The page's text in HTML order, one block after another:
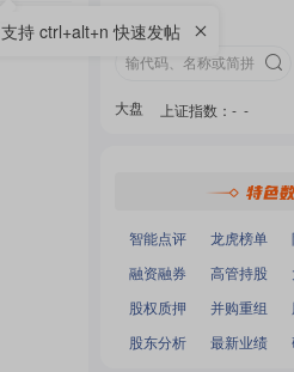
支持 ctrl+alt+n 快速发帖
大盘 上证指数 ： - -
：- -
智能点评 龙虎榜单
融资融券
高管持股
股权质押
并购重组
股东分析
最新业绩